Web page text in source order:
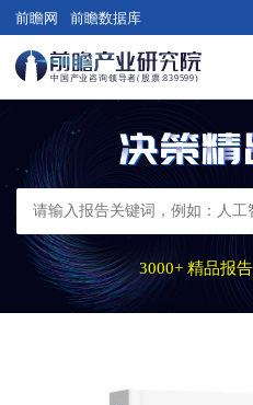
前瞻网 前瞻数据库
3000+ 精品报